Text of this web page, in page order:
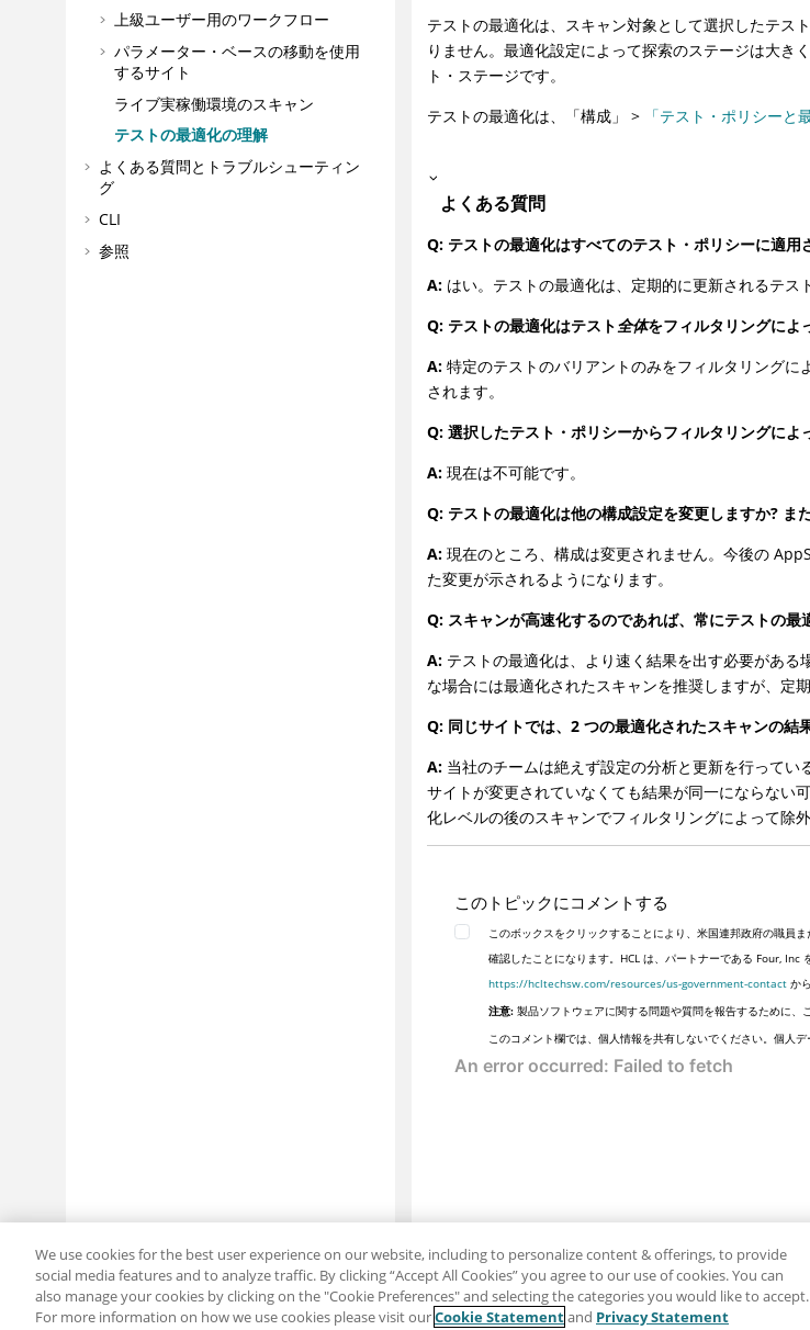
上級ユーザー用のワークフロー
パラメーター・ベースの移動を使用
するサイト
ライブ実稼働環境のスキャン
テストの最適化の理解
よくある質問とトラブルシューティン
グ
CLI
参照
テストの最適化は、スキャン対象として選択したテス
りません。最適化設定によって探索のステージは大き
ト・ステージです。
テストの最適化は、「構成」 >
「テスト・ポリシーと
よくある質問
Q: テストの最適化はすべてのテスト・ポリシーに適用
A: はい。テストの最適化は、定期的に更新されるテス
Q: テストの最適化はテスト全体をフィルタリングによ
A: 特定のテストのバリアントのみをフィルタリング
されます。
Q: 選択したテスト・ポリシーからフィルタリングに
A: 現在は不可能です。
Q: テストの最適化は他の構成設定を変更しますか?
A: 現在のところ、構成は変更されません。今後の
た変更が示されるようになります。
Q: スキャンが高速化するのであれば、常にテストの
A: テストの最適化は、より速く結果を出す必要があ
な場合には最適化されたスキャンを推奨しますが、定
Q: 同じサイトでは、2 つの最適化されたスキャンの結
A: 当社のチームは絶えず設定の分析と更新を行ってい
サイトが変更されていなくても結果が同一にならない
化レベルの後のスキャンでフィルタリングによって除
このトピックにコメントする
このボックスをクリックすることにより、米国連邦政府の職員
確認したことになります。HCL は、パートナーである Four,
https://hcltechsw.com/resources/us-government-contact か
注意: 製品ソフトウェアに関する問題や質問を報告するために、
このコメント欄では、個人情報を共有しないでください。個人デ
共有: メール ツイッター
We use cookies for the best user experience on our website, including to personalize content & offerings, to provide
social media features and to analyze traffic. By clicking “Accept All Cookies” you agree to our use of cookies. You can
also manage your cookies by clicking on the "Cookie Preferences" and selecting the categories you would like to accept.
For more information on how we use cookies please visit ourCookie Statementand Privacy Statement